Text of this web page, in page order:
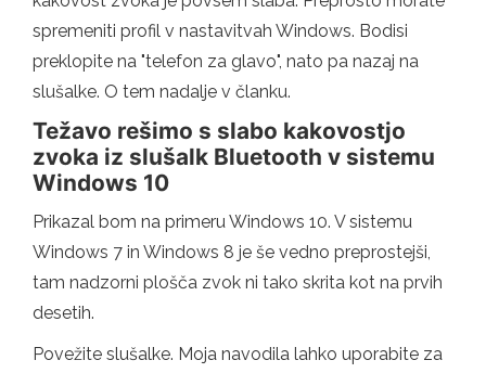
spremeniti profil v nastavitvah Windows. Bodisi
preklopite na "telefon za glavo", nato pa nazaj na
slušalke. O tem nadalje v članku.
Težavo rešimo s slabo kakovostjo
zvoka iz slušalk Bluetooth v sistemu
Windows 10
Prikazal bom na primeru Windows 10. V sistemu
Windows 7 in Windows 8 je še vedno preprostejši,
tam nadzorni plošča zvok ni tako skrita kot na prvih
desetih.
Povežite slušalke. Moja navodila lahko uporabite za